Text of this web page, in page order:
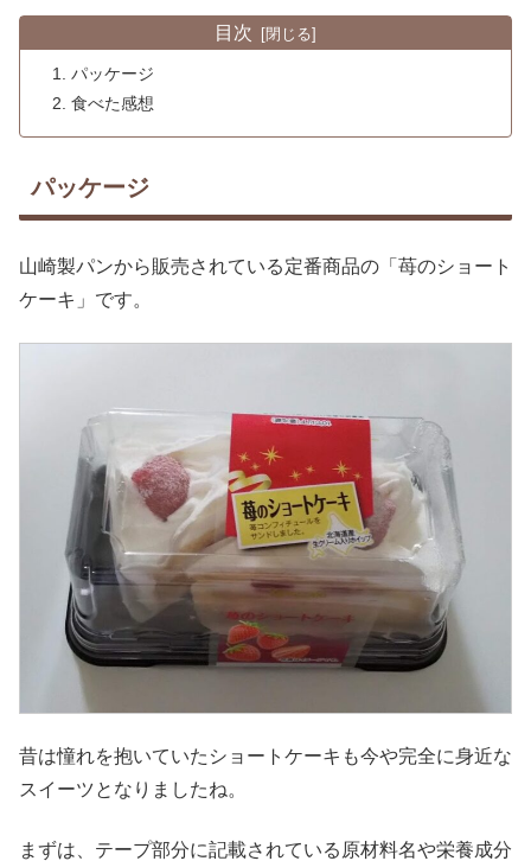
目次
パッケージ
食べた感想
パッケージ
山崎製パンから販売されている定番商品の「苺のショート
ケーキ」です。
昔は憧れを抱いていたショートケーキも今や完全に身近な
スイーツとなりましたね。
まずは、テープ部分に記載されている原材料名や栄養成分